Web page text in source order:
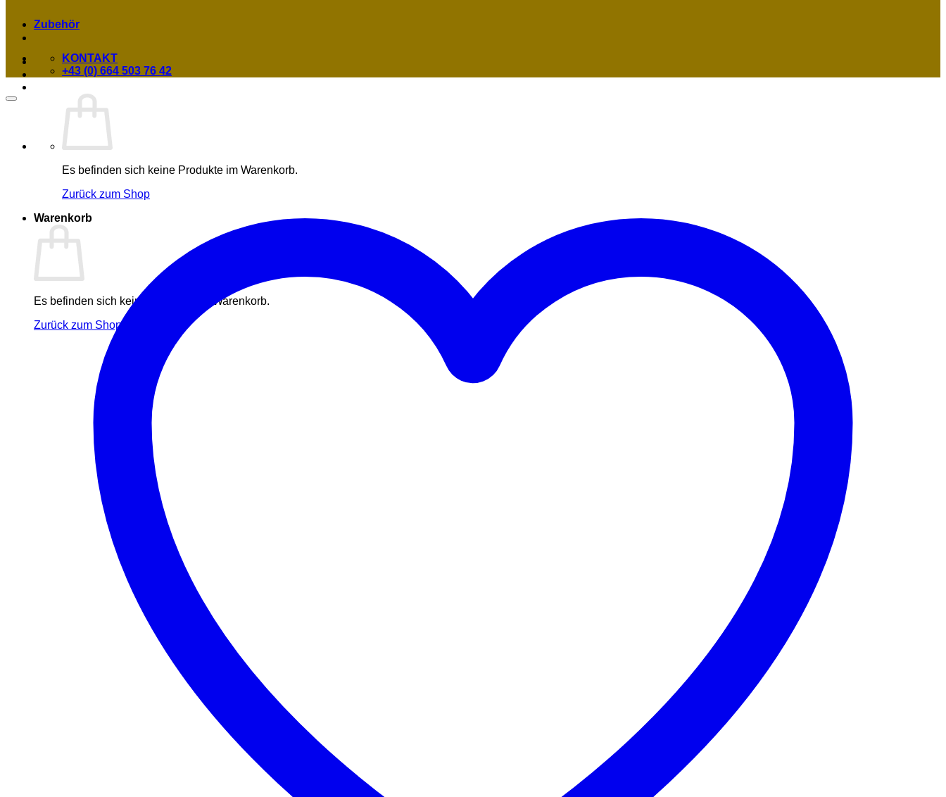
Es befinden sich keine Produkte im Warenkorb.
Zurück zum Shop
Warenkorb
Es befinden sich keine Produkte im Warenkorb.
Zurück zum Shop
Zubehör
KONTAKT
+43 (0) 664 503 76 42